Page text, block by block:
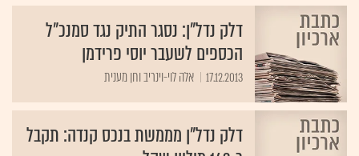
דלק נדל"ן: נסגר התיק נגד סמנכ"ל
הכספים לשעבר יוסי פרידמן
17.12.2013 אלה לוי-וינריב וחן מענית‏
דלק נדל"ן מממשת בנכס קנדה: תקבל